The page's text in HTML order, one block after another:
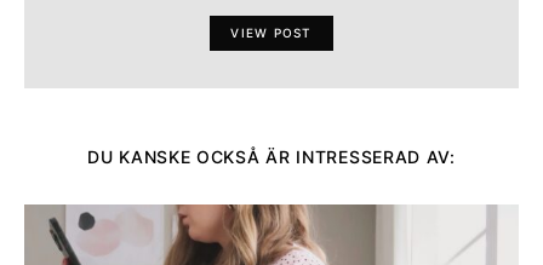
VIEW POST
DU KANSKE OCKSÅ ÄR INTRESSERAD AV: